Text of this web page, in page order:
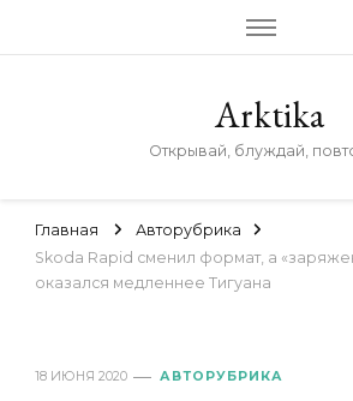
Arktika
Открывай, блуждай,
Главная
Авторубрика
Skoda Rapid сменил формат, а
оказался медленнее Тигуана
18 ИЮНЯ 2020 АВТОРУБРИКА